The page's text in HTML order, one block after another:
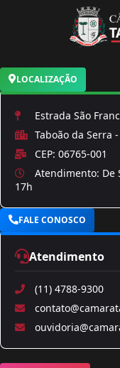
LOCALIZAÇÃO
Estrada São
Taboão da Serra -
CEP: 06765-001
Atendimento: De
17h
FALE CONOSCO
Atendimento
(11) 4788-9300